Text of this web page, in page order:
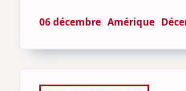
06 décembre Amérique